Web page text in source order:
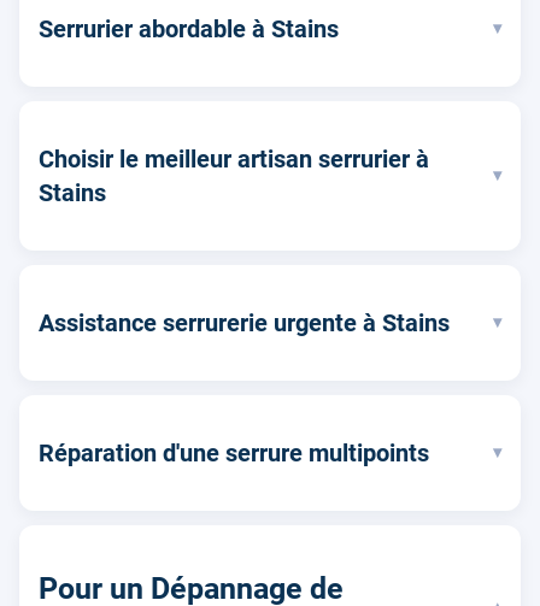
Serrurier abordable à Stains ▾
Choisir le meilleur artisan serrurier à
Stains
▾
Assistance serrurerie urgente à Stains ▾
Réparation d'une serrure multipoints ▾
Pour un Dépannage de